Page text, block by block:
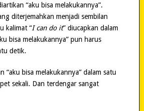
“aku bisa melakukannya”.
diterjemahkan menjadi sembilan
kalimat “I can do it” diucapkan dalam
bisa melakukannya” pun harus
detik.
“aku bisa melakukannya” dalam satu
sekali. Dan terdengar sangat